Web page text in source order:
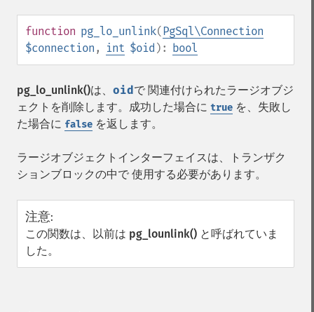
function pg_lo_unlink(PgSql\Connection
$connection , int $oid ): bool
pg_lo_unlink()は、 oidで 関連付けられたラージオブジ
ェクトを削除します。成功した場合に true を、失敗し
た場合に false を返します。
ラージオブジェクトインターフェイスは、トランザク
ションブロックの中で 使用する必要があります。
注意:
この関数は、以前は pg_lounlink() と呼ばれていま
した。